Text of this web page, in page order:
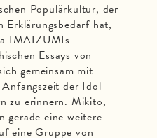
Populärkultur, der
Erklärungsbedarf hat,
IMAIZUMIs
Essays von
gemeinsam mit
der Idol
zu erinnern. Mikito,
gerade eine weitere
eine Gruppe von